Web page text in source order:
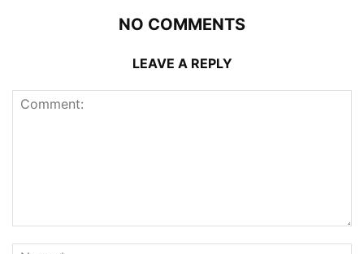
NO COMMENTS
LEAVE A REPLY